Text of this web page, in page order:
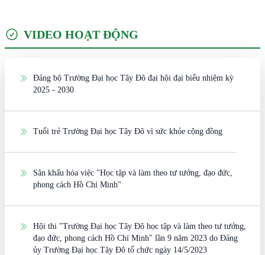
VIDEO HOẠT ĐỘNG
Đảng bộ Trường Đại học Tây Đô đại hội đại biểu nhiệm kỳ
2025 - 2030
Tuổi trẻ Trường Đại học Tây Đô vì sức khỏe cộng đồng
Sân khấu hóa việc "Học tập và làm theo tư tưởng, đạo đức,
phong cách Hồ Chí Minh"
Hội thi "Trường Đại học Tây Đô học tập và làm theo tư tưởng,
đạo đức, phong cách Hồ Chí Minh" lần 9 năm 2023 do Đảng
ủy Trường Đại học Tây Đô tổ chức ngày 14/5/2023